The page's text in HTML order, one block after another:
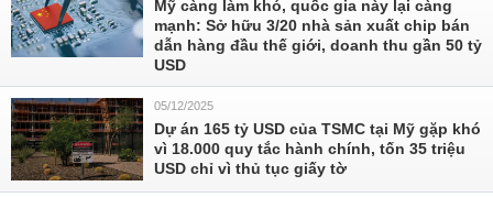
Mỹ càng làm khó, quốc gia này lại càng
mạnh: Sở hữu 3/20 nhà sản xuất chip bán
dẫn hàng đầu thế giới, doanh thu gần 50 tỷ
USD
05/12/2025
Dự án 165 tỷ USD của TSMC tại Mỹ gặp khó
vì 18.000 quy tắc hành chính, tốn 35 triệu
USD chỉ vì thủ tục giấy tờ